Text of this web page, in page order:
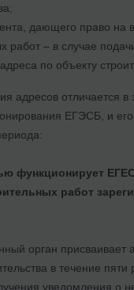
дающего право на
работ – в случае
по объекту
адресов отличается в
ЕГЭСБ, и
функционирует
работ
орган присваивает
в течение пяти
уведомления о